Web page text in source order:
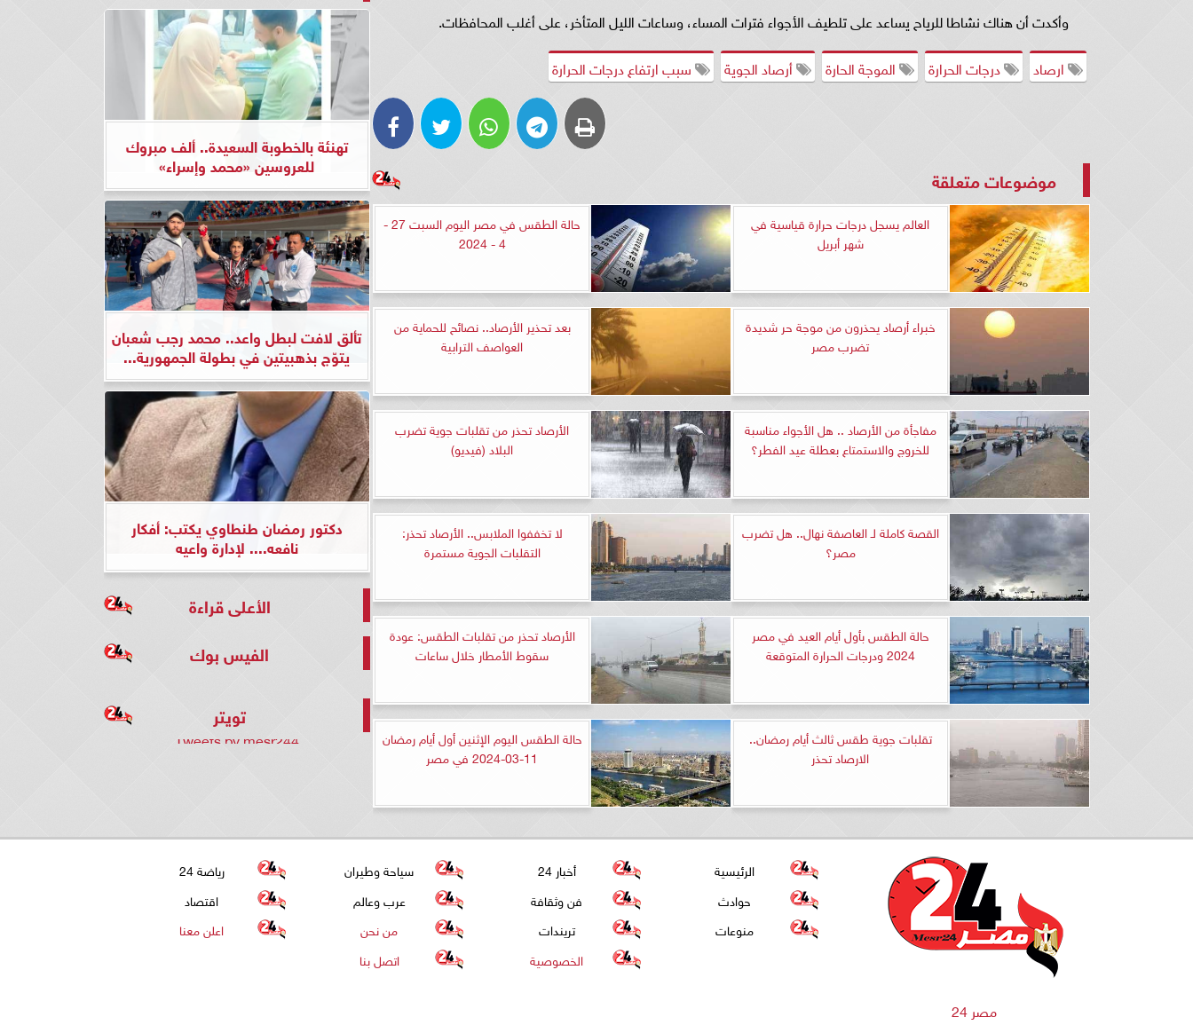
وأكدت أن هناك نشاطا للرياح يساعد على تلطيف الأجواء فترات المساء، وساعات الليل المتأخر، على أغلب المحافظات.
ارصاد
درجات الحرارة الموجة الحارة أرصاد الجوية سبب ارتفاع درجات الحرارة
موضوعات متعلقة
العالم يسجل درجات حرارة قياسية في
شهر أبريل
حالة الطقس في مصر اليوم السبت 27 -
4 - 2024
خبراء أرصاد يحذرون من موجة حر شديدة
تضرب مصر
بعد تحذير الأرصاد.. نصائح للحماية من
العواصف الترابية
مفاجأة من الأرصاد .. هل الأجواء مناسبة
للخروج والاستمتاع بعطلة عيد الفطر؟
الأرصاد تحذر من تقلبات جوية تضرب
البلاد (فيديو)
القصة كاملة لـ العاصفة نهال.. هل تضرب
مصر؟
لا تخففوا الملابس.. الأرصاد تحذر:
التقلبات الجوية مستمرة
حالة الطقس بأول أيام العيد في مصر
2024 ودرجات الحرارة المتوقعة
الأرصاد تحذر من تقلبات الطقس: عودة
سقوط الأمطار خلال ساعات
تقلبات جوية طقس ثالث أيام رمضان..
الارصاد تحذر
حالة الطقس اليوم الإثنين أول أيام رمضان
11-03-2024 في مصر
تهنئة بالخطوبة السعيدة.. ألف مبروك
للعروسين «محمد وإسراء»
تألق لافت لبطل واعد.. محمد رجب شعبان
يتوّج بذهبيتين في بطولة الجمهورية...
دكتور رمضان طنطاوي يكتب: أفكار
نافعه.... لإدارة واعيه
الأعلى قراءة
الفيس بوك
تويتر
Tweets by mesr244
مصر 24
الرئيسية أخبار 24 سياحة وطيران
رياضة 24
حوادث
فن وثقافة عرب وعالم
اقتصاد
منوعات
تريندات من نحن
اعلن معنا
الخصوصية
اتصل بنا